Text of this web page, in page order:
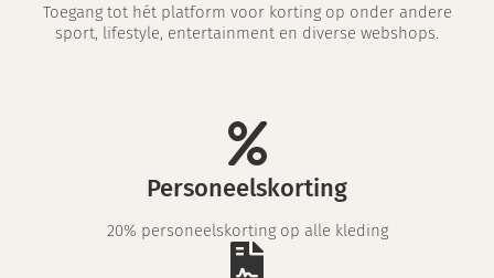
Toegang tot hét platform voor korting op onder andere
sport, lifestyle, entertainment en diverse webshops.
Personeelskorting
20% personeelskorting op alle kleding